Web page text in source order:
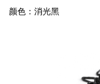
颜色：消光黑